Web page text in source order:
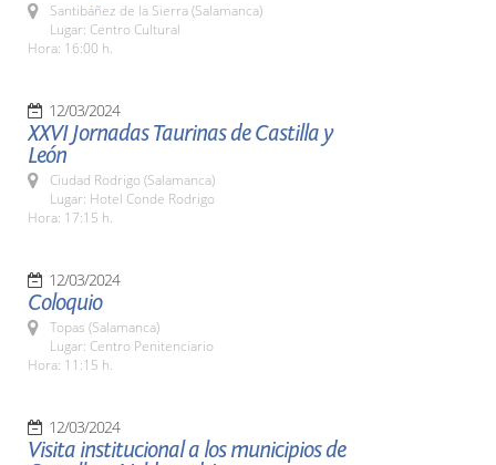
Santibáñez de la Sierra (Salamanca)
Lugar: Centro Cultural
Hora: 16:00 h.
12/03/2024
XXVI Jornadas Taurinas de Castilla y
León
Ciudad Rodrigo (Salamanca)
Lugar: Hotel Conde Rodrigo
Hora: 17:15 h.
12/03/2024
Coloquio
Topas (Salamanca)
Lugar: Centro Penitenciario
Hora: 11:15 h.
12/03/2024
Visita institucional a los municipios de